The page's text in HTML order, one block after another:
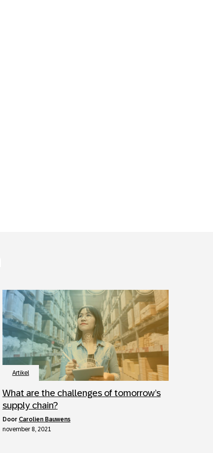
Artikel
What are the challenges of tomorrow’s
supply chain?
door Carolien Bauwens
november 8, 2021